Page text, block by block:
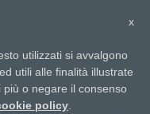
x
utilizzati si avvalgono
utili alle finalità illustrate
più o negare il consenso
policy